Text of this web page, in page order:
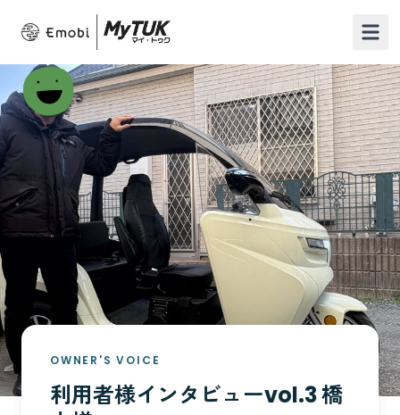
OWNER'S VOICE
利用者様インタビューvol.3 橋